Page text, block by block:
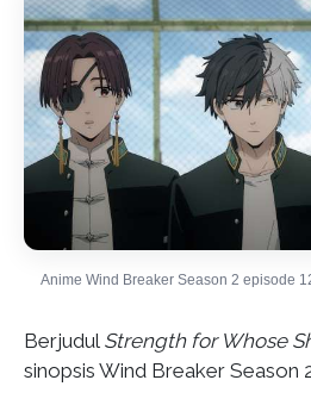
Anime Wind Breaker Season 2 episode
Berjudul Strength for Whose
sinopsis Wind Breaker Season